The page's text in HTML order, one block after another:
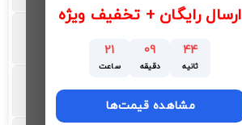
ارسال رایگان + تخفیف ویژه
43
ثانیه
09
دقیقه
21
ساعت
مشاهده قیمت‌ها
4 گیگابایت